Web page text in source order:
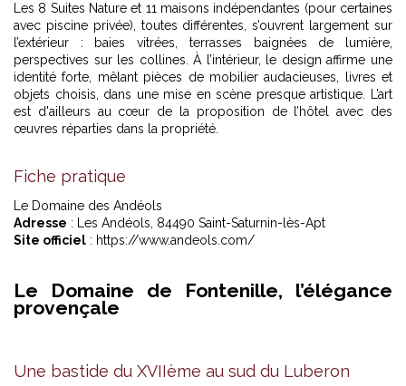
Les 8 Suites Nature et 11 maisons indépendantes (pour certaines
avec piscine privée), toutes différentes, s’ouvrent largement sur
l’extérieur : baies vitrées, terrasses baignées de lumière,
perspectives sur les collines. À l’intérieur, le design affirme une
identité forte, mêlant pièces de mobilier audacieuses, livres et
objets choisis, dans une mise en scène presque artistique. L’art
est d'ailleurs au cœur de la proposition de l’hôtel avec des
œuvres réparties dans la propriété.
Fiche pratique
Le Domaine des Andéols
Adresse : Les Andéols, 84490 Saint-Saturnin-lès-Apt
Site officiel : https://www.andeols.com/
Le Domaine de Fontenille, l’élégance
provençale
Une bastide du XVIIème au sud du Luberon